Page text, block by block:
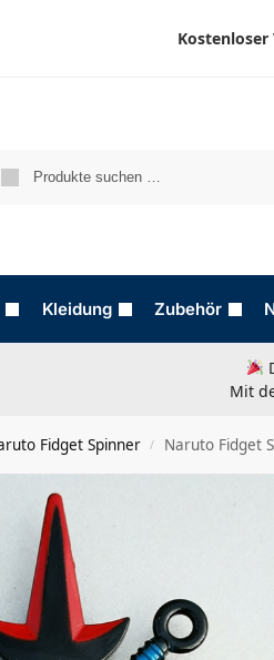
Kostenloser
Kleidung Zubehör
Mit
Fidget Spinner / Naruto Fidget